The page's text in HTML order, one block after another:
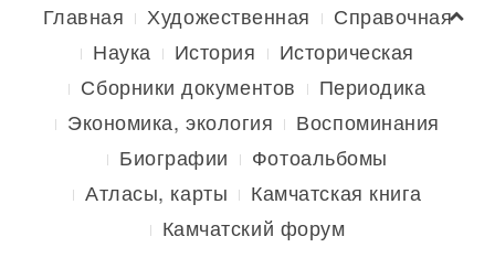
Главная Художественная
Справочная
Наука
История
Историческая
Сборники документов
Периодика
Экономика, экология
Воспоминания
Биографии
Фотоальбомы
Атласы, карты
Камчатская книга
Камчатский форум